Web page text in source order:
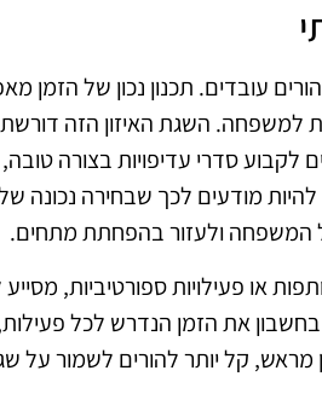
עובדים. תכנון נכון של הזמן
למשפחה. השגת האיזון הזה
סדרי עדיפויות בצורה טובה,
מודעים לכך שבחירה נכונה של
המשפחה ולעזור בהפחתת מתחים.
או פעילויות ספורטיביות,
את הזמן הנדרש לכל פעילות,
קל יותר להורים לשמור על